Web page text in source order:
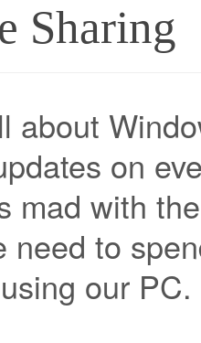
Sharing
about
on
mad with
need to
our PC.